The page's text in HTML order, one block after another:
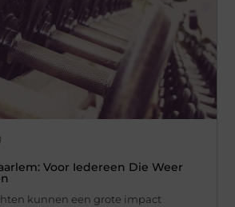
Voor Iedereen Die Weer
kunnen een grote impact